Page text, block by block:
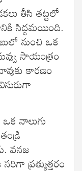
తీసి తట్టలో
సిద్దమయింది.
నుంచి ఒక
సాయంత్రం
కారణం
ఒక నాలుగు
వనజ
ప్రత్యుత్తరం